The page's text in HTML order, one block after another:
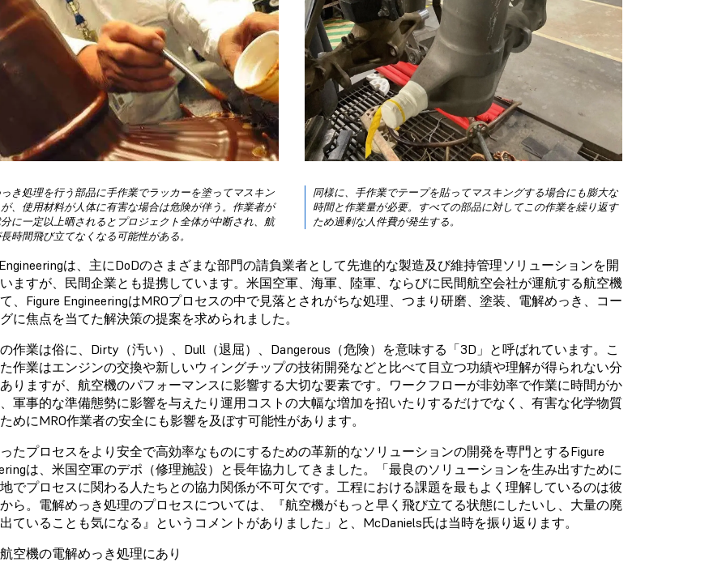
っき処理を行う部品に手作業でラッカーを塗ってマスキン
、使用材料が人体に有害な場合は危険が伴う。作業者が
に一定以上晒されるとプロジェクト全体が中断され、航
時間飛び立てなくなる可能性がある。
同様に、手作業でテープを貼ってマスキングする場合にも膨大な
時間と作業量が必要。すべての部品に対してこの作業を繰り返す
ため過剰な人件費が発生する。
は、主にDoDのさまざまな部門の請負業者として先進的な製造及び維持管理ソリューションを開
ますが、民間企業とも提携しています。米国空軍、海軍、陸軍、ならびに民間航空会社が運航する航空機
、Figure EngineeringはMROプロセスの中で見落とされがちな処理、つまり研磨、塗装、電解めっき、コー
に焦点を当てた解決策の提案を求められました。
作業は俗に、Dirty（汚い）、Dull（退屈）、Dangerous（危険）を意味する「3D」と呼ばれています。こ
作業はエンジンの交換や新しいウィングチップの技術開発などと比べて目立つ功績や理解が得られない分
りますが、航空機のパフォーマンスに影響する大切な要素です。ワークフローが非効率で作業に時間がか
軍事的な準備態勢に影響を与えたり運用コストの大幅な増加を招いたりするだけでなく、有害な化学物質
めにMRO作業者の安全にも影響を及ぼす可能性があります。
たプロセスをより安全で高効率なものにするための革新的なソリューションの開発を専門とするFigure
は、米国空軍のデポ（修理施設）と長年協力してきました。「最良のソリューションを生み出すために
でプロセスに関わる人たちとの協力関係が不可欠です。工程における課題を最もよく理解しているのは彼
ら。電解めっき処理のプロセスについては、『航空機がもっと早く飛び立てる状態にしたいし、大量の廃
ていることも気になる』というコメントがありました」と、McDaniels氏は当時を振り返ります。
空機の電解めっき処理にあり